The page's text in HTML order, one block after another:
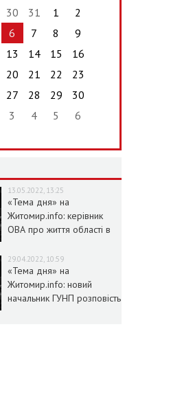
30 31 1
2
6 7 8
9
13 14 15
16
20 21 22
23
27 28 29
30
3 4 5 6
13.05.2022, 13:25
«Тема дня» на
Житомир.info: керівник
ОВА про життя області в
29.04.2022, 10:59
«Тема дня» на
Житомир.info: новий
начальник ГУНП розповість